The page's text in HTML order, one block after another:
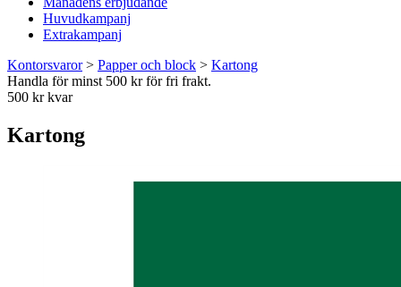
Huvudkampanj
Extrakampanj
Kontorsvaror> Papper och block > Kartong
Handla för minst 500 kr för fri frakt.
500 kr kvar
Kartong